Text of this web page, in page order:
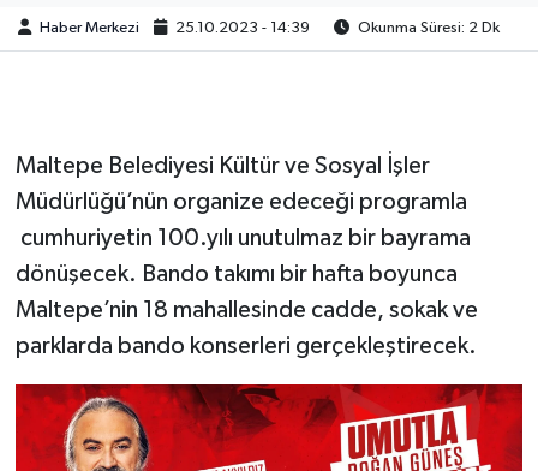
Haber Merkezi 25.10.2023 - 14:39 Okunma Süresi: 2 Dk
Maltepe Belediyesi Kültür ve Sosyal İşler
Müdürlüğü’nün organize edeceği programla
cumhuriyetin 100.yılı unutulmaz bir bayrama
dönüşecek. Bando takımı bir hafta boyunca
Maltepe’nin 18 mahallesinde cadde, sokak ve
parklarda bando konserleri gerçekleştirecek.